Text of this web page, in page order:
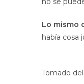
Lo mismo
había cosa
Tomado